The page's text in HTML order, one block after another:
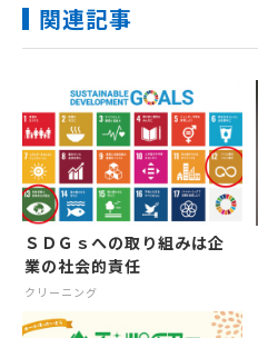
関連記事
ＳＤＧｓへの取り組みは企
業の社会的責任
クリーニング